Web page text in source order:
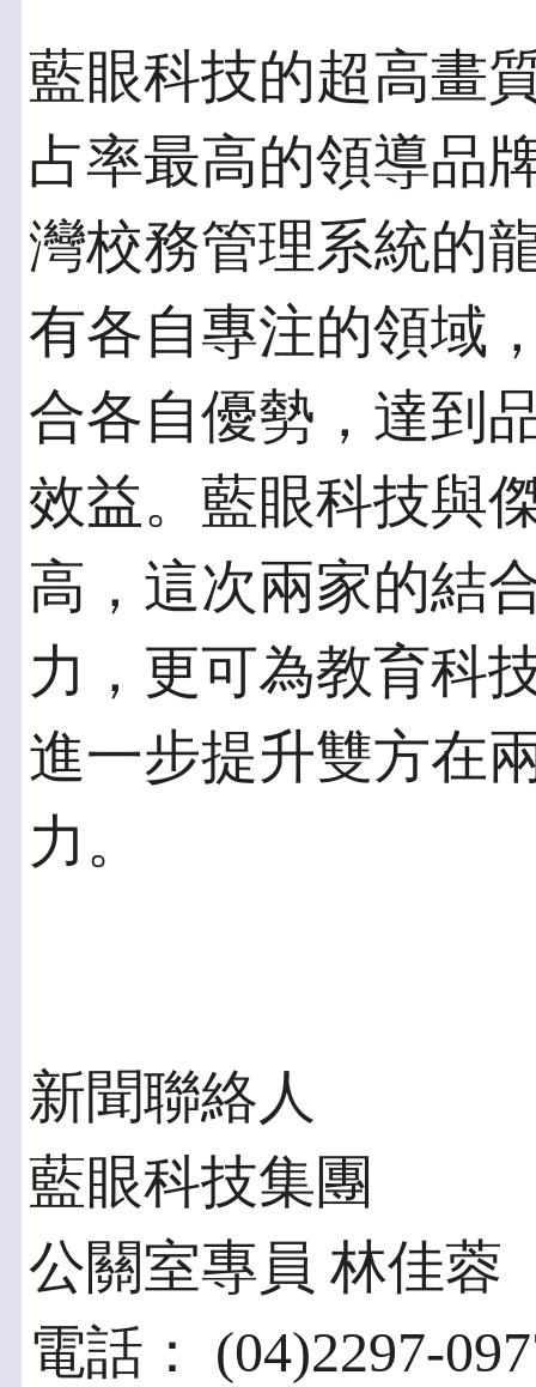
藍眼科技的超高畫
占率最高的領導品
灣校務管理系統的
有各自專注的領域
合各自優勢，達到
效益。藍眼科技與
高，這次兩家的結
力，更可為教育科
進一步提升雙方在
力。
新聞聯絡人
藍眼科技集團
公關室專員 林佳蓉
電話： (04)2297-